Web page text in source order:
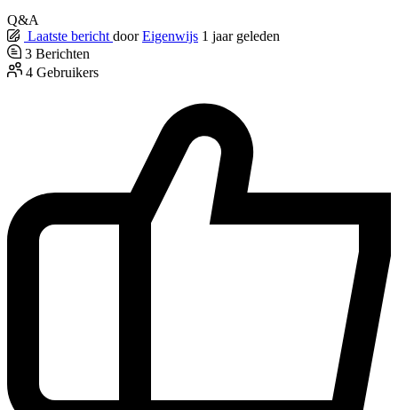
Q&A
Laatste bericht door Eigenwijs 1 jaar geleden
3 Berichten
4 Gebruikers